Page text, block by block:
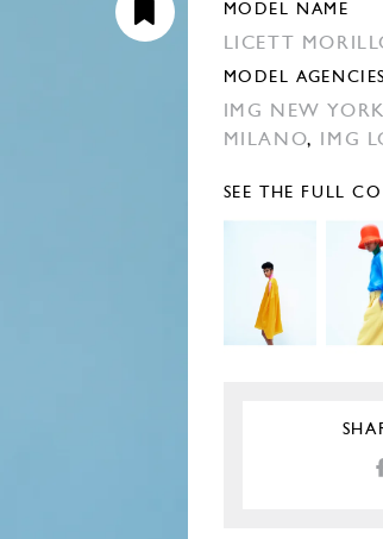
MODEL NAME
LICETT
MODEL AGENCIES
IMG NEW YORK
MILANO, IMG
SEE THE FULL